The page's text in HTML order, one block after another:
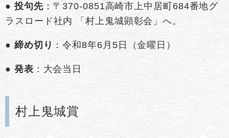
●投句先：〒370-0851高崎市上中居町684番地グ
ラスロード社内 「村上鬼城顕彰会」へ。
● 締め切り ：令和8年6月5日（金曜日）
● 発表：大会当日
村上鬼城賞